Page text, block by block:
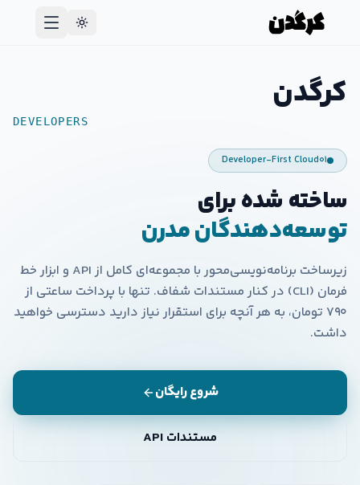
کرگدن
DEVELOPERS
۰۱Developer-First Cloud
ساخته شده برای
توسعه‌دهندگان مدرن
زیرساخت برنامه‌نویسی‌محور با مجموعه‌ای کامل از API و ابزار خط
فرمان (CLI) در کنار مستندات شفاف. تنها با پرداخت ساعتی از
۷۹۰ تومان، به هر آنچه برای استقرار نیاز دارید دسترسی خواهید
داشت.
شروع رایگان
مستندات API